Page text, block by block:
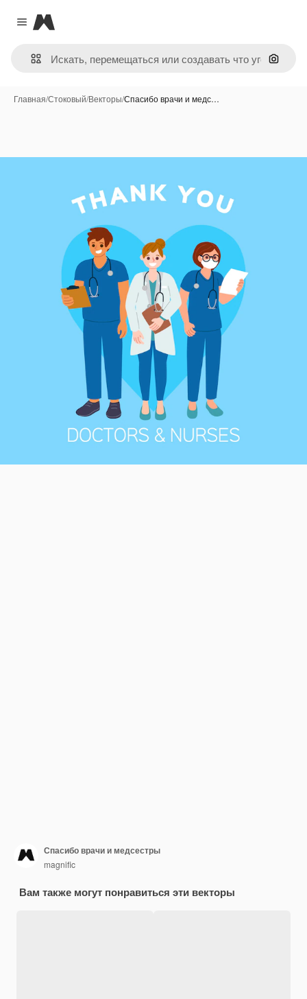
Close menu
Magnific
Поиск
Главная/Стоковый/Векторы/Спасибо врачи и медс…
Спасибо врачи и медсестры
magnific
Вам также могут понравиться эти векторы